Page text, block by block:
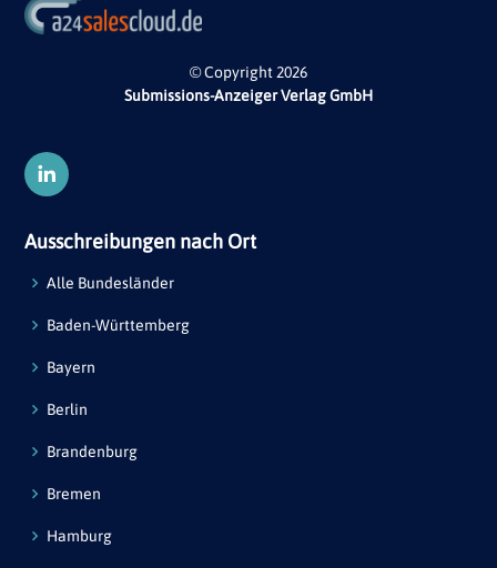
© Copyright 2026
Submissions-Anzeiger Verlag GmbH
Ausschreibungen nach Ort
Alle Bundesländer
Baden-Württemberg
Bayern
Berlin
Brandenburg
Bremen
Hamburg